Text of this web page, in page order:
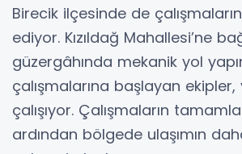
Birecik ilçesinde de
ediyor. Kızıldağ Mahallesi’ne
güzergâhında mekanik yol
çalışmalarına başlayan
çalışıyor. Çalışmaların
ardından bölgede ulaşımın